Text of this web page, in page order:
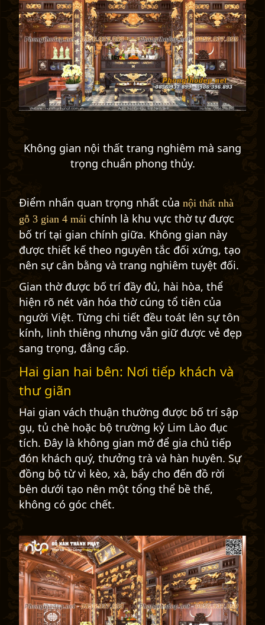
Không gian nội thất trang nghiêm mà sang
trọng chuẩn phong thủy.
Điểm nhấn quan trọng nhất của nội thất nhà
gỗ 3 gian 4 mái chính là khu vực thờ tự được
bố trí tại gian chính giữa. Không gian này
được thiết kế theo nguyên tắc đối xứng, tạo
nên sự cân bằng và trang nghiêm tuyệt đối.
Gian thờ được bố trí đầy đủ, hài hòa, thể
hiện rõ nét văn hóa thờ cúng tổ tiên của
người Việt. Từng chi tiết đều toát lên sự tôn
kính, linh thiêng nhưng vẫn giữ được vẻ đẹp
sang trọng, đẳng cấp.
Hai gian hai bên: Nơi tiếp khách và
thư giãn
Hai gian vách thuận thường được bố trí sập
gụ, tủ chè hoặc bộ trường kỷ Lim Lào đục
tích. Đây là không gian mở để gia chủ tiếp
đón khách quý, thưởng trà và hàn huyên. Sự
đồng bộ từ vì kèo, xà, bẩy cho đến đồ rời
bên dưới tạo nên một tổng thể bề thế,
không có góc chết.